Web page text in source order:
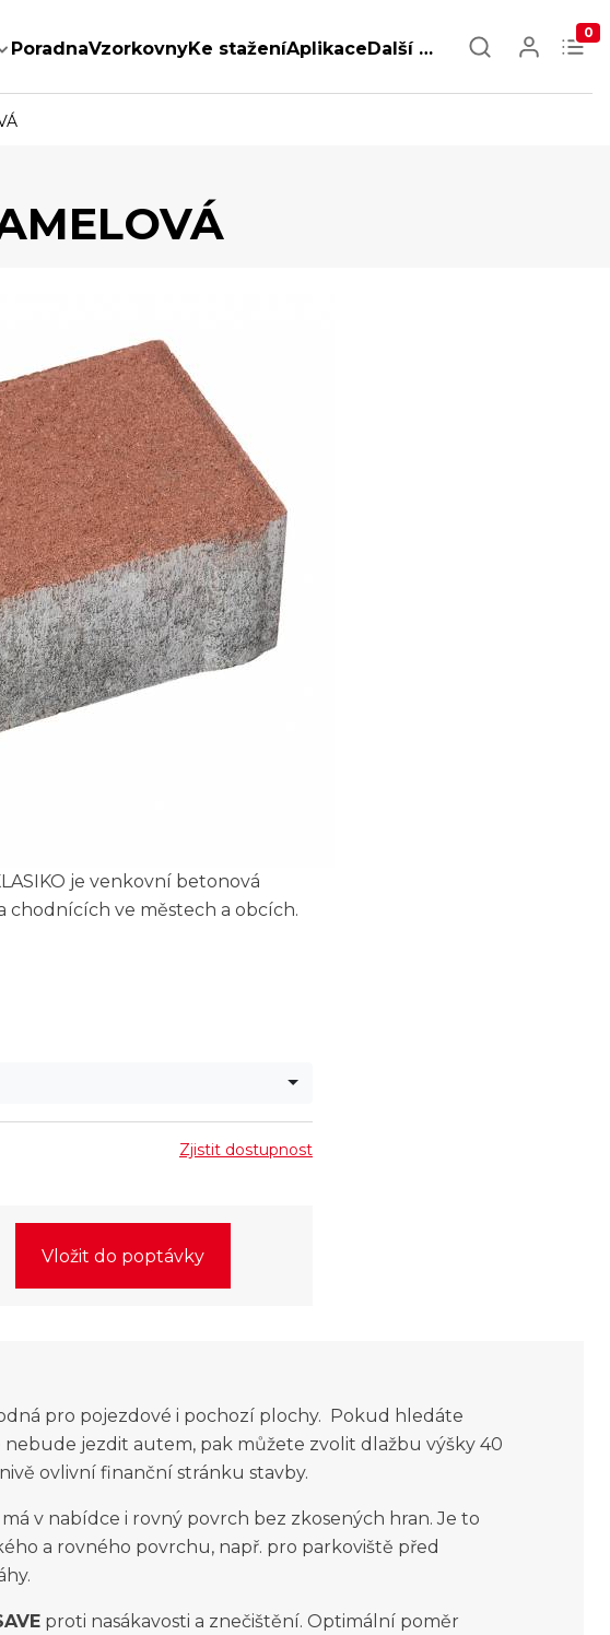
PoradnaVzorkovnyKe staženíAplikaceDalší …
0
je venkovní betonová
chodnících ve městech a obcích.
Zjistit dostupnost
Vložit do poptávky
pro pojezdové i pochozí plochy. Pokud hledáte
jezdit autem, pak můžete zvolit dlažbu výšky 40
ovlivní finanční stránku stavby.
má v nabídce i rovný povrch bez zkosených hran. Je to
a rovného povrchu, např. pro parkoviště před
proti nasákavosti a znečištění. Optimální poměr